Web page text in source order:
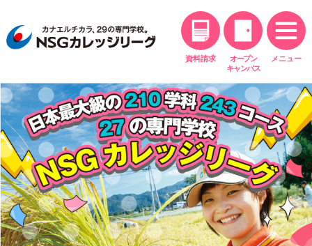
資料請求
オープン
キャンパス
メニュー